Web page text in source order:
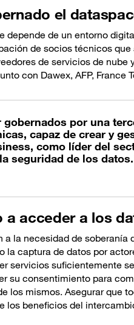
el
depende de un entorno
de socios técnicos
de servicios de nube
con Dawex, AFP, France
por una
capaz de crear y
como líder del
seguridad de los
a acceder a los
a la necesidad de soberanía
captura de datos por
servicios suficientemente
su consentimiento para
los mismos. Asegurar que
los beneficios del